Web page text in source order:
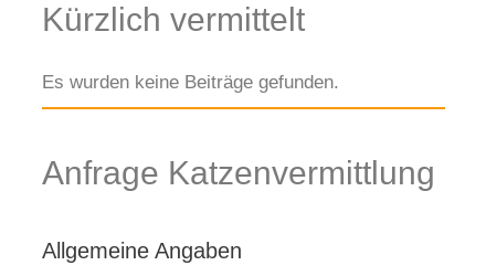
Kürzlich vermittelt
Es wurden keine Beiträge gefunden.
Anfrage Katzenvermittlung
Allgemeine Angaben